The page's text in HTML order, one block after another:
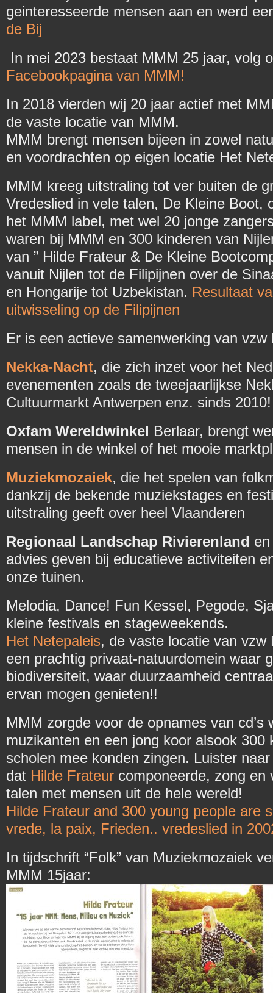
geinteresseerde mensen aan en werd
de Bij
In mei 2023 bestaat MMM 25 jaar, volg
Facebookpagina van MMM!
In 2018 vierden wij 20 jaar actief met
de vaste locatie van MMM.
MMM brengt mensen bijeen in zowel
en voordrachten op eigen locatie Het
MMM kreeg uitstraling tot ver buiten de
Vredeslied in vele talen, De Kleine Boot,
het MMM label, met wel 20 jonge
waren bij MMM en 300 kinderen van
van ” Hilde Frateur & De Kleine
vanuit Nijlen tot de Filipijnen over de
en Hongarije tot Uzbekistan. Resultaat
uitwisseling op de Filipijnen
Er is een actieve samenwerking van
Nekka-Nacht, die zich inzet voor het
evenementen zoals de tweejaarlijkse
Cultuurmarkt Antwerpen enz. sinds 2010!
Oxfam Wereldwinkel Berlaar, brengt
mensen in de winkel of het mooie
Muziekmozaiek, die het spelen van
dankzij de bekende muziekstages en
uitstraling geeft over heel Vlaanderen
Regionaal Landschap Rivierenland
advies geven bij educatieve activiteiten
onze tuinen.
Melodia, Dance! Fun Kessel, Pegode,
kleine festivals en stageweekends.
Het Netepaleis, de vaste locatie van
een prachtig privaat-natuurdomein waar
biodiversiteit, waar duurzaamheid
ervan mogen genieten!!
MMM zorgde voor de opnames van cd’s
muzikanten en een jong koor alsook 300
scholen mee konden zingen. Luister
dat Hilde Frateur componeerde, zong en
talen met mensen uit de hele wereld!
Hilde Frateur and 300 young people are
vrede, la paix, Frieden.. vredeslied in
In tijdschrift “Folk” van Muziekmozaiek
MMM 15jaar: